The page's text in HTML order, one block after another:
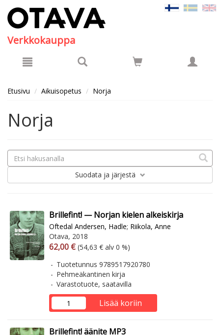
Verkkokauppa
Etusivu Aikuisopetus Norja
Norja
Suodata ja järjestä
Brillefint! — Norjan kielen alkeiskirja
Oftedal Andersen, Hadle; Riikola, Anne
Otava, 2018
Arvonlisäverollinen hinta
62,00 € Arvonlisäveroton hinta
(54,63 € alv 0 %)
Tuotetunnus 9789517920780
Pehmeäkantinen kirja
Varastotuote, saatavilla
Lisää koriin
Brillefint! äänite MP3